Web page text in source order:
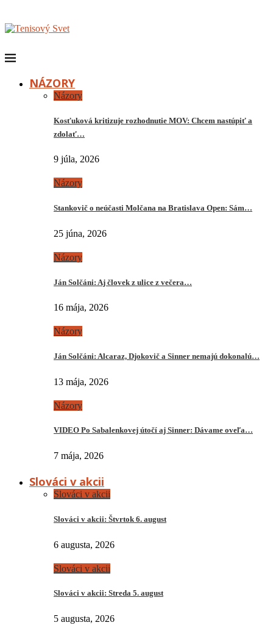
NÁZORY
Názory
Kosťuková kritizuje rozhodnutie MOV: Chcem nastúpiť a
zdolať…
9 júla, 2026
Názory
Stankovič o neúčasti Molčana na Bratislava Open: Sám…
25 júna, 2026
Názory
Ján Solčáni: Aj človek z ulice z večera…
16 mája, 2026
Názory
Ján Solčáni: Alcaraz, Djokovič a Sinner nemajú dokonalú…
13 mája, 2026
Názory
VIDEO Po Sabalenkovej útočí aj Sinner: Dávame oveľa…
7 mája, 2026
Slováci v akcii
Slováci v akcii
Slováci v akcii: Štvrtok 6. august
6 augusta, 2026
Slováci v akcii
Slováci v akcii: Streda 5. august
5 augusta, 2026